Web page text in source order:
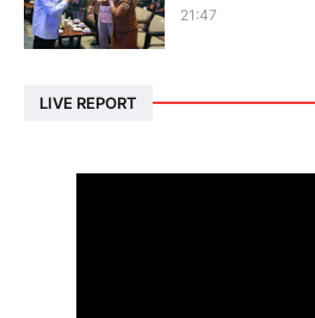
21:47
LIVE REPORT